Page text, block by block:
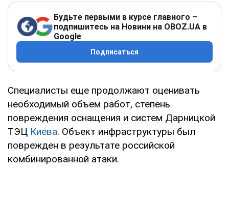
Будьте первыми в курсе главного –
подпишитесь на Новини на OBOZ.UA в
Google
Подписаться
Специалисты еще продолжают оценивать
необходимый объем работ, степень
повреждения оснащения и систем Дарницкой
ТЭЦ Киева. Объект инфраструктуры был
поврежден в результате российской
комбинированной атаки.